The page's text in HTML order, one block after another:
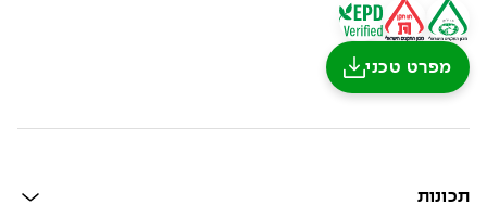
מפרט טכני
תכונות